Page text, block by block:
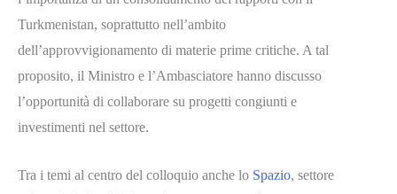
Turkmenistan, soprattutto nell’ambito
dell’approvvigionamento di materie prime critiche. A tal
proposito, il Ministro e l’Ambasciatore hanno discusso
l’opportunità di collaborare su progetti congiunti e
investimenti nel settore.
Tra i temi al centro del colloquio anche lo Spazio, settore